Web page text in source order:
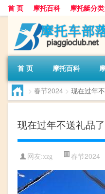
首 页 摩托百科 摩托艇分
首 页 摩托百科
> 春节2024 > 现在过年
现在过年不送礼品
网友:xzg 春节2024